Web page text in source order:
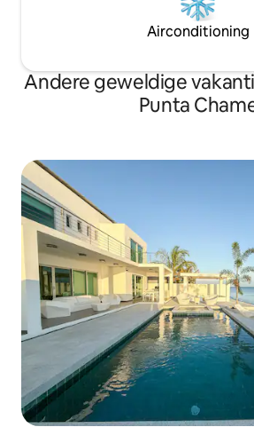
Airconditioning
Andere geweldige
Punta